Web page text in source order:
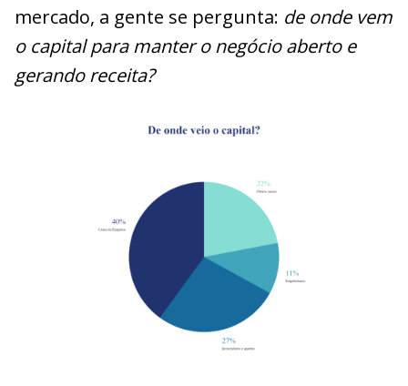
mercado, a gente se pergunta: de onde vem
o capital para manter o negócio aberto e
gerando receita?